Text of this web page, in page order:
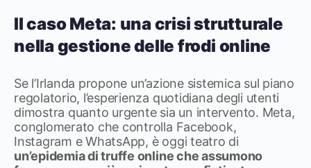
Il caso Meta: una crisi strutturale
nella gestione delle frodi online
Se l’Irlanda propone un’azione sistemica sul piano
regolatorio, l’esperienza quotidiana degli utenti
dimostra quanto urgente sia un intervento. Meta,
conglomerato che controlla Facebook,
Instagram e WhatsApp, è oggi teatro di
un’epidemia di truffe online che assumono